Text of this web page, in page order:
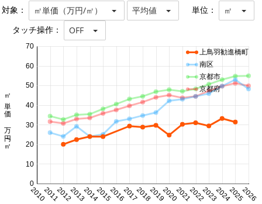
対象： ㎡単価（万円/㎡） 平均値 単位： ㎡
タッチ操作： OFF
20102011201220132014201520162017201820192020202120222023202420252026
0
10
20
30
40
50
60
70
㎡単価 万円/㎡
上鳥羽勧進橋町
南区
京都市
京都府